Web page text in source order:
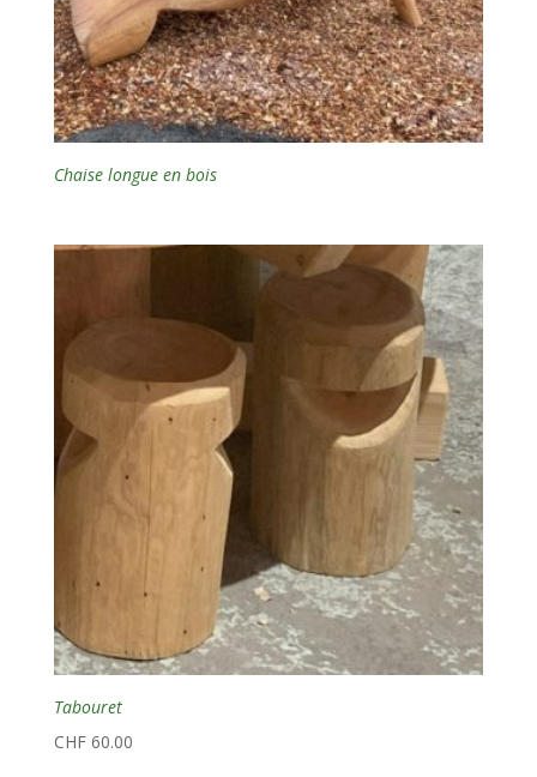
Chaise longue en bois
Tabouret
CHF60.00